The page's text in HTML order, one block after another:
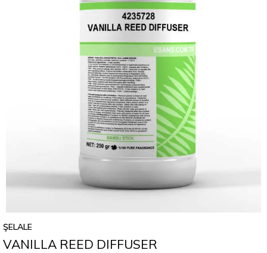
ŞELALE
VANILLA REED DIFFUSER